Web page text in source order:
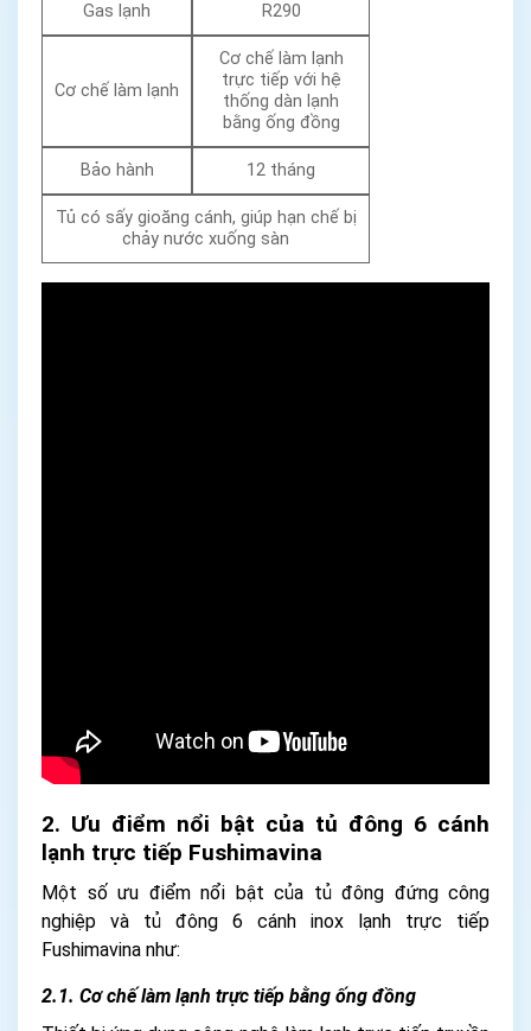
Gas lạnh R290
Cơ chế làm lạnh
Cơ chế làm lạnh
trực tiếp với hệ
thống dàn lạnh
bằng ống đồng
Bảo hành 12 tháng
Tủ có sấy gioăng cánh, giúp hạn chế bị
chảy nước xuống sàn
2. Ưu điểm nổi bật của tủ đông 6 cánh
lạnh trực tiếp Fushimavina
Một số ưu điểm nổi bật của tủ đông đứng công
nghiệp và tủ đông 6 cánh inox lạnh trực tiếp
Fushimavina như:
2.1. Cơ chế làm lạnh trực tiếp bằng ống đồng